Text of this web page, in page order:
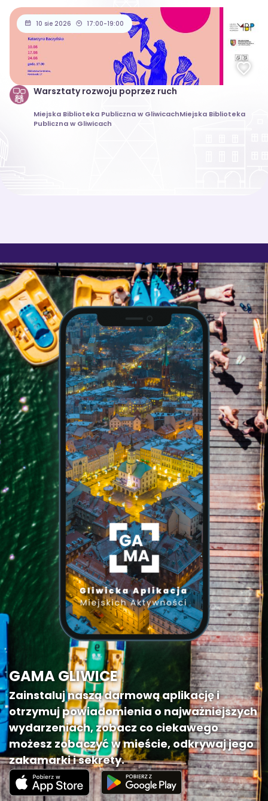
10 sie 2026 17:00-19:00
Warsztaty rozwoju poprzez ruch
Miejska Biblioteka Publiczna w GliwicachMiejska Biblioteka
Publiczna w Gliwicach
GAMA GLIWICE
Zainstaluj naszą darmową aplikację i
otrzymuj powiadomienia o najważniejszych
wydarzeniach, zobacz co ciekawego
możesz zobaczyć w mieście, odkrywaj jego
zakamarki i sekrety.